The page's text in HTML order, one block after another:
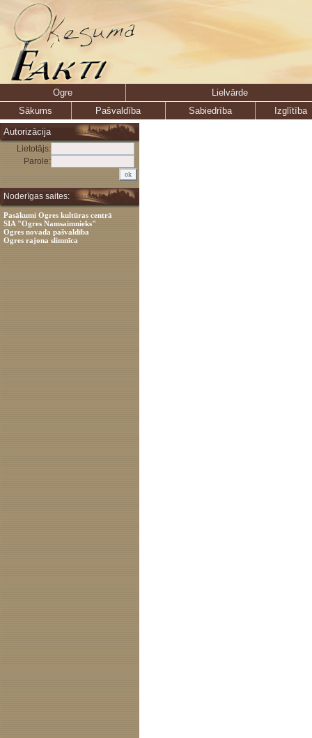
Ogre
Lielvārde
Sākums
Pašvaldība Sabiedrība
Izglītība
Autorizācija
Lietotājs:
Parole:
Noderīgas saites:
Pasākumi Ogres kultūras centrā
SIA "Ogres Namsaimnieks"
Ogres novada pašvaldība
Ogres rajona slimnīca